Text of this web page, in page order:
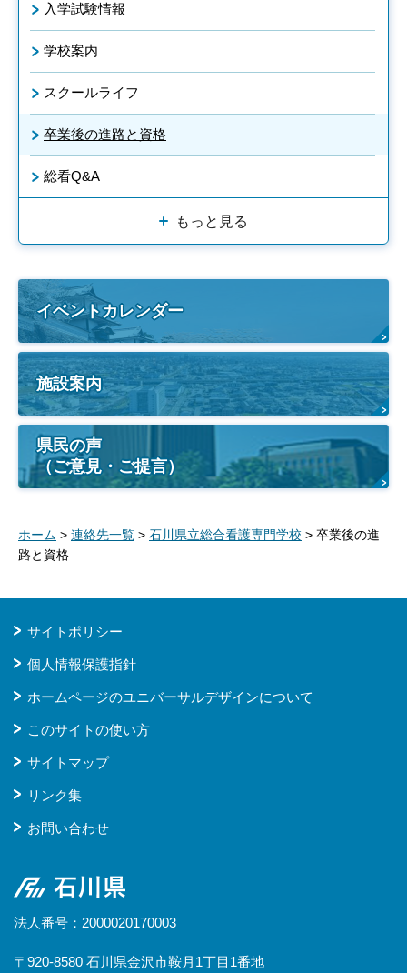
入学試験情報
学校案内
スクールライフ
卒業後の進路と資格
総看Q&A
もっと見る
イベントカレンダー
施設案内
県民の声
（ご意見・ご提言）
ホーム > 連絡先一覧 > 石川県立総合看護専門学校 > 卒業後の進
路と資格
サイトポリシー
個人情報保護指針
ホームページのユニバーサルデザインについて
このサイトの使い方
サイトマップ
リンク集
お問い合わせ
石川県
法人番号：2000020170003
〒920-8580 石川県金沢市鞍月1丁目1番地